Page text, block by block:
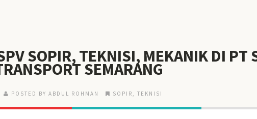
SOPIR, TEKNISI, MEKANIK DI PT
SEMARANG
POSTED BY ABDUL ROHMAN SOPIR , TEKNISI